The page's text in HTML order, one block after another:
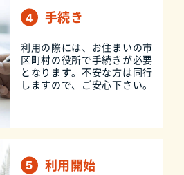
手続き
利用の際には、お住まいの市
区町村の役所で手続きが必要
となります。不安な方は同行
しますので、ご安心下さい。
利用開始